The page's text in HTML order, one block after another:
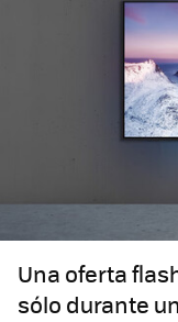
Una oferta
sólo durante